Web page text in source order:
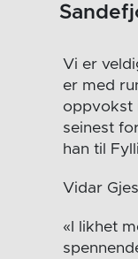
Vi er
er med
oppvokst
seinest
han til
Vidar
«I likhet